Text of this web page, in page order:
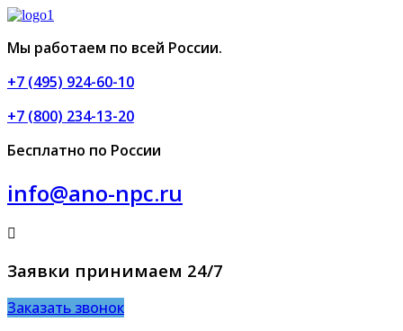
Мы работаем по всей России.
+7 (495) 924-60-10​
+7 (800) 234-13-20​
Бесплатно по России
info@ano-npc.ru
Заявки принимаем 24/7
Заказать звонок